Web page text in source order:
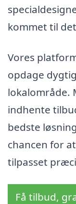
kommet til
Vores
opdage
lokalområde.
indhente
bedste
chancen for
tilpasset
Få tilbud,